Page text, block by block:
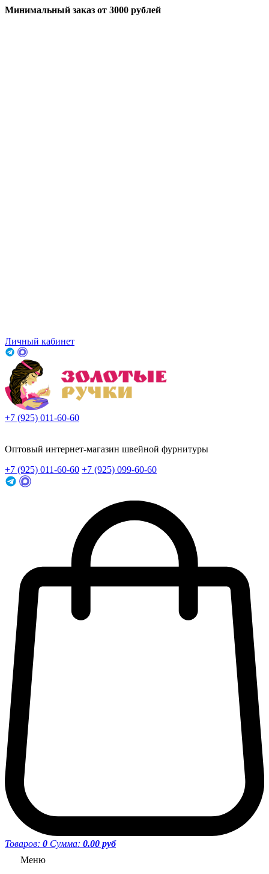
Минимальный заказ от 3000 рублей
Личный кабинет
+7 (925) 011-60-60
Оптовый интернет-магазин швейной фурнитуры
+7 (925) 011-60-60 +7 (925) 099-60-60
Товаров: 0 Сумма: 0.00 руб
Меню